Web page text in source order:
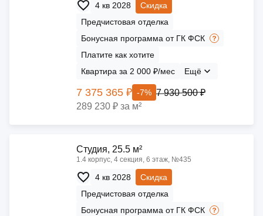
4 кв 2028
Скидка
Предчистовая отделка
Бонусная программа от ГК ФСК
Платите как хотите
Квартира за 2 000 ₽/мес
Ещё
7 375 365 ₽ -7% 7 930 500 ₽
289 230 ₽ за м²
Cтудия, 25.5 м²
1.4 корпус, 4 секция, 6 этаж, №435
4 кв 2028
Скидка
Предчистовая отделка
Бонусная программа от ГК ФСК